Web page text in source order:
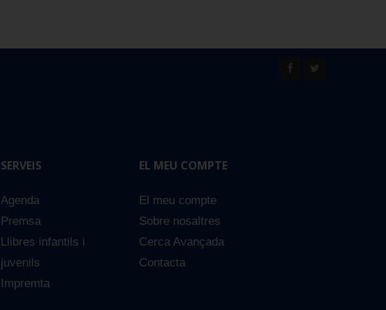
SERVEIS
Agenda
Premsa
Llibres infantils i
juvenils
Impremta
EL MEU COMPTE
El meu compte
Sobre nosaltres
Cerca Avançada
Contacta